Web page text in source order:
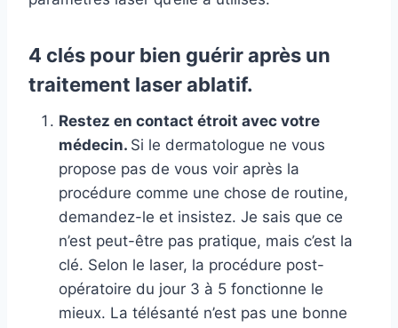
4 clés pour bien guérir après un
traitement laser ablatif.
Restez en contact étroit avec votre
médecin. Si le dermatologue ne vous
propose pas de vous voir après la
procédure comme une chose de routine,
demandez-le et insistez. Je sais que ce
n’est peut-être pas pratique, mais c’est la
clé. Selon le laser, la procédure post-
opératoire du jour 3 à 5 fonctionne le
mieux. La télésanté n’est pas une bonne